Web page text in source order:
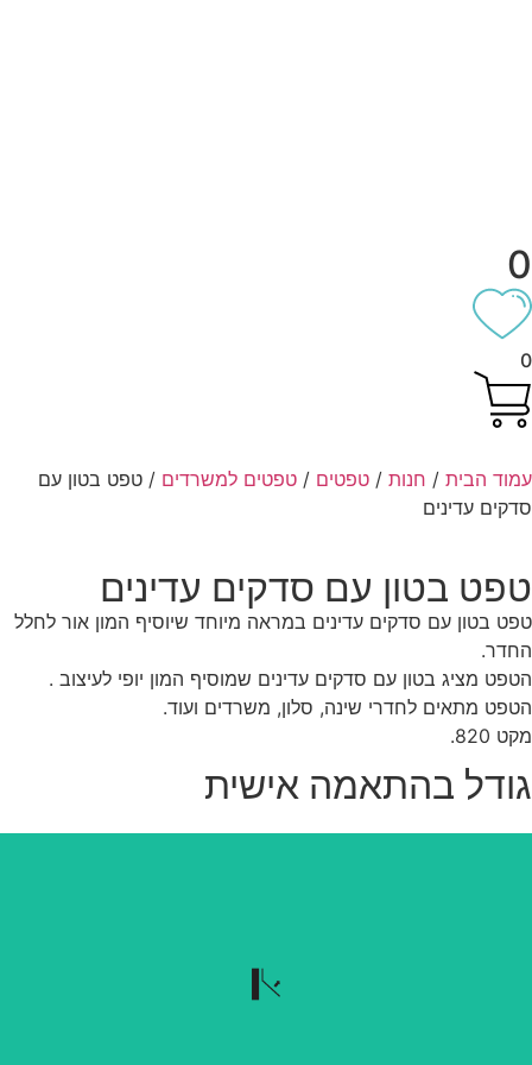
הבית/חנות/טפטים/טפטים למשרדים/ טפט בטון עם
עדינים
בטון עם סדקים עדינים
בטון עם סדקים עדינים במראה מיוחד שיוסיף המון אור לחלל
מציג בטון עם סדקים עדינים שמוסיף המון יופי לעיצוב .
מתאים לחדרי שינה, סלון, משרדים ועוד.
820.
בהתאמה אישית
נשלף בקלות